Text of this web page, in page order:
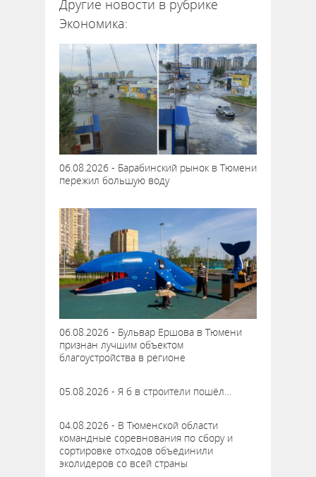
Другие новости в рубрике
Экономика:
06.08.2026 - Барабинский рынок в Тюмени
пережил большую воду
06.08.2026 - Бульвар Ершова в Тюмени
признан лучшим объектом
благоустройства в регионе
05.08.2026 - Я б в строители пошёл…
04.08.2026 - В Тюменской области
командные соревнования по сбору и
сортировке отходов объединили
эколидеров со всей страны